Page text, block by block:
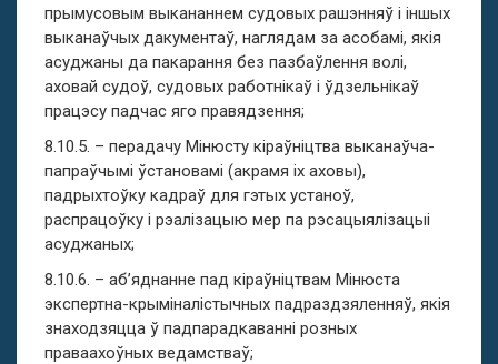
прымусовым выкананнем судовых рашэнняў і іншых
выканаўчых дакументаў, наглядам за асобамі, якія
асуджаны да пакарання без пазбаўлення волі,
аховай судоў, судовых работнікаў і ўдзельнікаў
працэсу падчас яго правядзення;
8.10.5. – перадачу Мінюсту кіраўніцтва выканаўча-
папраўчымі ўстановамі (акрамя іх аховы),
падрыхтоўку кадраў для гэтых устаноў,
распрацоўку і рэалізацыю мер па рэсацыялізацыі
асуджаных;
8.10.6. – аб’яднанне пад кіраўніцтвам Мінюста
экспертна-крыміналістычных падраздзяленняў, якія
знаходзяцца ў падпарадкаванні розных
праваахоўных ведамстваў;